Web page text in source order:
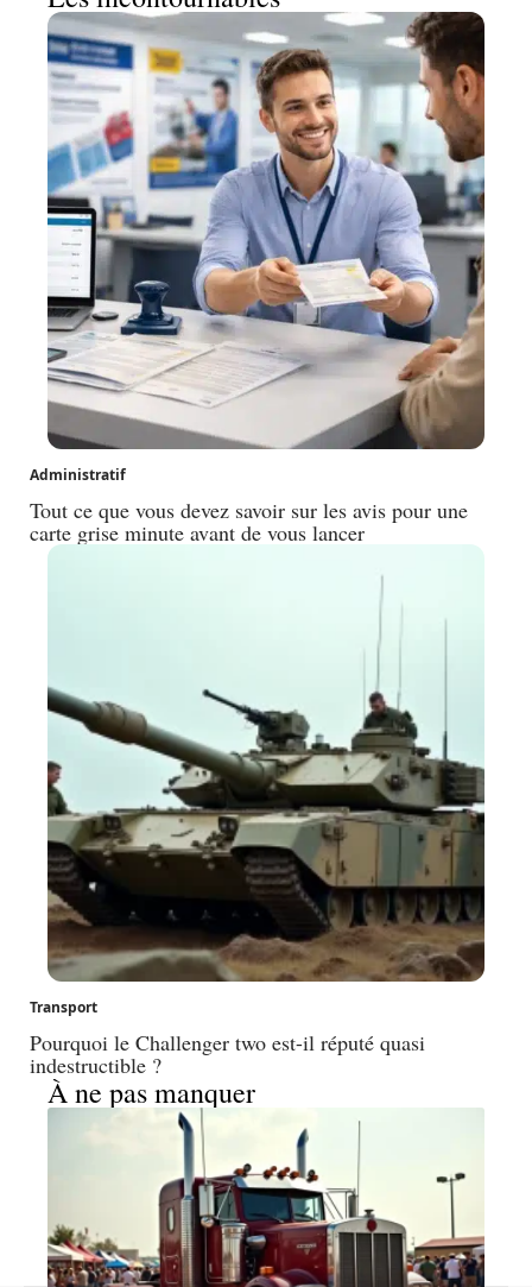
Administratif
Tout ce que vous devez savoir sur les avis pour une
carte grise minute avant de vous lancer
Transport
Pourquoi le Challenger two est-il réputé quasi
indestructible ?
À ne pas manquer